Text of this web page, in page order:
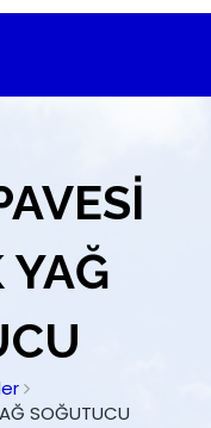
SOĞUTUCU